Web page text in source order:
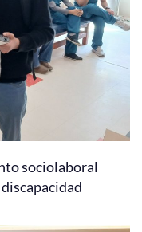
sociolaboral